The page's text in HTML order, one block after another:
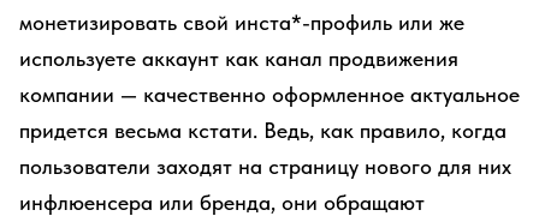
монетизировать свой инста*-профиль или же
используете аккаунт как канал продвижения
компании — качественно оформленное актуальное
придется весьма кстати. Ведь, как правило, когда
пользователи заходят на страницу нового для них
инфлюенсера или бренда, они обращают